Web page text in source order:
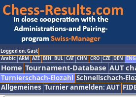
Logged on: Gast
Arabic ARM AZE BIH BUL CAT CHN CRO CZE DEN ENG
Home Tournament-Database AUT
Turnierschach-Elozahl Schnellschach-
Allgemeines Turnier anmelden: AUT